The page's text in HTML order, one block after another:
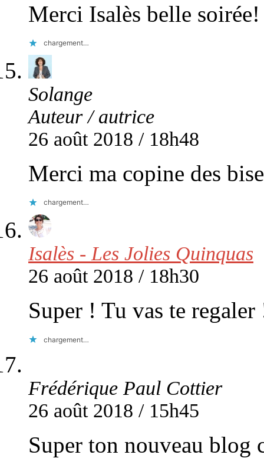
Merci Isalès belle soirée!
chargement…
Solange
Auteur / autrice
26 août 2018 / 18h48
Merci ma copine des
chargement…
Isalès - Les Jolies Quinquas
26 août 2018 / 18h30
Super ! Tu vas te regaler
chargement…
Frédérique Paul Cottier
26 août 2018 / 15h45
Super ton nouveau blog